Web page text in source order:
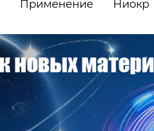
Применение Ниокр